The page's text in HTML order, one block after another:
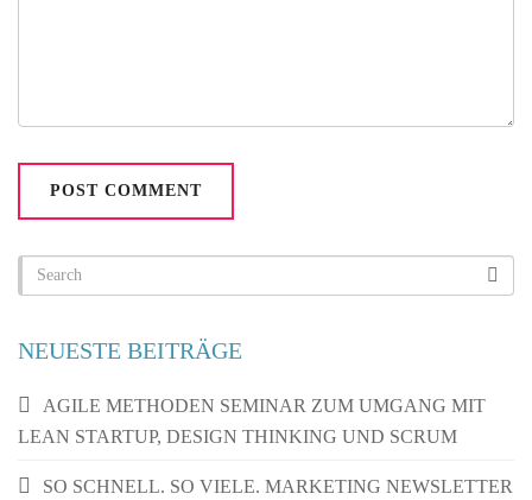
NEUESTE BEITRÄGE
AGILE METHODEN SEMINAR ZUM UMGANG MIT
LEAN STARTUP, DESIGN THINKING UND SCRUM
SO SCHNELL. SO VIELE. MARKETING NEWSLETTER